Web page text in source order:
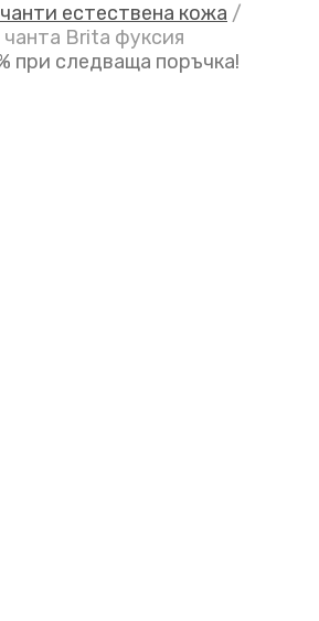
естествена кожа /
Brita фуксия
при следваща поръчка!